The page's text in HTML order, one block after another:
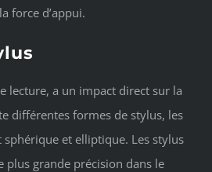
force d’appui.
lecture, a un impact direct sur la
différentes formes de stylus, les
et elliptique. Les stylus
plus grande précision dans le